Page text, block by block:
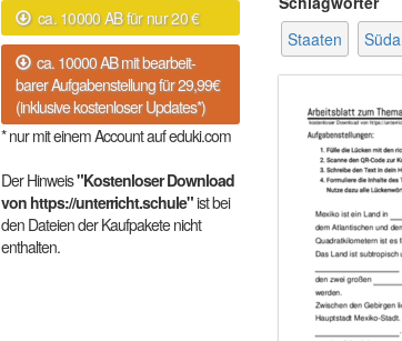
ca. 10000 AB für nur 20 €
ca. 10000 AB mit bearbeit-
barer Aufgabenstellung für 29,99€
(inklusive kostenloser Updates*)
* nur mit einem Account auf eduki.com
Der Hinweis"Kostenloser Download
von https://unterricht.schule"ist bei
den Dateien der Kaufpakete nicht
enthalten.
Staaten